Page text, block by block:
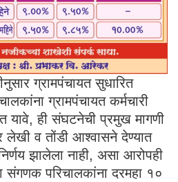
ग्रामपंचायत सुधारित
ग्रामपंचायत कर्मचारी
यावे, ही संघटनेची प्रमुख मागणी
व तोंडी आश्वासने देण्यात
झालेला नाही, असा आरोपही
परिचालकांना दरमहा १०